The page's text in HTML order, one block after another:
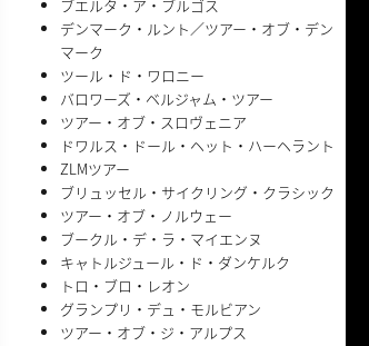
ブエルタ・ア・ブルゴス
デンマーク・ルント／ツアー・オブ・デン
マーク
ツール・ド・ワロニー
バロワーズ・ベルジャム・ツアー
ツアー・オブ・スロヴェニア
ドワルス・ドール・ヘット・ハーヘラント
ZLMツアー
ブリュッセル・サイクリング・クラシック
ツアー・オブ・ノルウェー
ブークル・デ・ラ・マイエンヌ
キャトルジュール・ド・ダンケルク
トロ・ブロ・レオン
グランプリ・デュ・モルビアン
ツアー・オブ・ジ・アルプス